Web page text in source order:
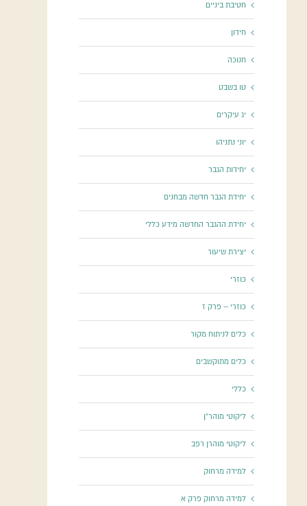
חטיבת ביניים
חידון
חנוכה
טו בשבט
יג עיקרים
יוני נתניהו
יחידות הגבר
יחידת הגבר חדשה מבחנים
יחידת ההגבר החדשה מידע כללי
יצירת שיעור
כוזרי
כוזרי – פרק ז
כלים לניתוח מקור
כלים מתוקשבים
כללי
ליקוטי מוהר"ן
ליקוטי מוהרן רפב
למידה מרחוק
למידה מרחוק פרק א